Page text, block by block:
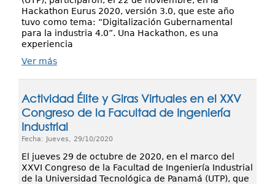
Hackathon Eurus 2020, versión 3.0, que este año
tuvo como tema: “Digitalización Gubernamental
para la industria 4.0”. Una Hackathon, es una
experiencia
Ver más
Actividad Élite y Giras Virtuales en el XXV
Congreso de la Facultad de Ingeniería
Industrial
Fecha: Jueves, 29/10/2020
El jueves 29 de octubre de 2020, en el marco del
XXVI Congreso de la Facultad de Ingeniería Industrial
de la Universidad Tecnológica de Panamá (UTP), que